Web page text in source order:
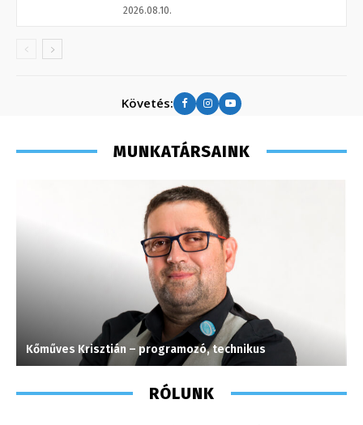
2026.08.10.
Követés:
MUNKATÁRSAINK
Kőműves Krisztián – programozó, technikus
RÓLUNK